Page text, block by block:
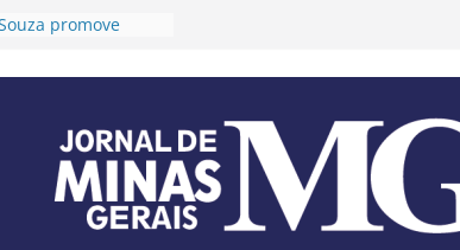
promove
públicas
Plano Diretor e do
Municipal
tese sobre